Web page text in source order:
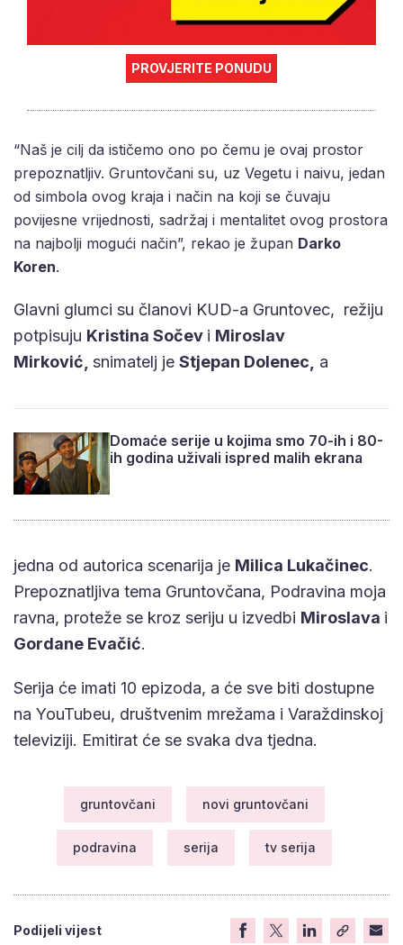
PROVJERITE PONUDU
“Naš je cilj da ističemo ono po čemu je ovaj prostor
prepoznatljiv. Gruntovčani su, uz Vegetu i naivu, jedan
od simbola ovog kraja i način na koji se čuvaju
povijesne vrijednosti, sadržaj i mentalitet ovog prostora
na najbolji mogući način”, rekao je župan Darko
Koren.
Glavni glumci su članovi KUD-a Gruntovec, režiju
potpisuju Kristina Sočev i Miroslav
Mirković, snimatelj je Stjepan Dolenec, a
Domaće serije u kojima smo 70-ih i 80-
ih godina uživali ispred malih ekrana
jedna od autorica scenarija je Milica Lukačinec.
Prepoznatljiva tema Gruntovčana, Podravina moja
ravna, proteže se kroz seriju u izvedbi Miroslava i
Gordane Evačić.
Serija će imati 10 epizoda, a će sve biti dostupne
na YouTubeu, društvenim mrežama i Varaždinskoj
televiziji. Emitirat će se svaka dva tjedna.
gruntovčani novi gruntovčani
podravina serija tv serija
Podijeli vijest